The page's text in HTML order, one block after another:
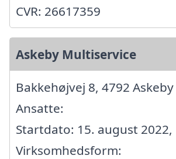
CVR: 26617359
Askeby Multiservice
Bakkehøjvej 8, 4792 Askeby
Ansatte:
Startdato: 15. august 2022,
Virksomhedsform: